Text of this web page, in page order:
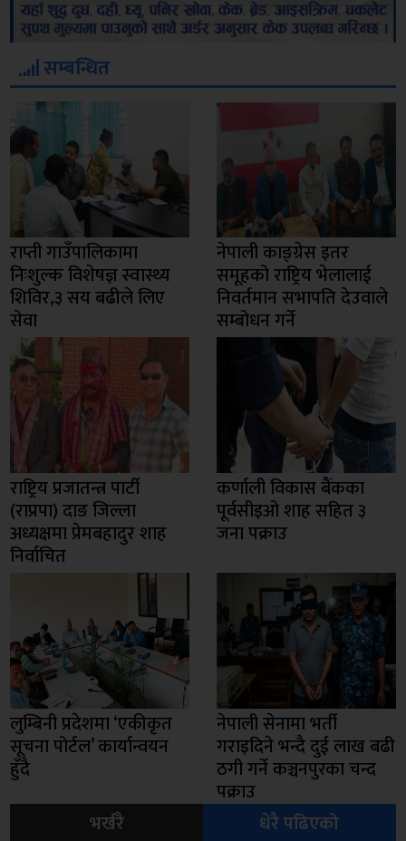
सम्बन्धित
राप्ती गाउँपालिकामा
निःशुल्क विशेषज्ञ स्वास्थ्य
शिविर,३ सय बढीले लिए
सेवा
नेपाली काङ्ग्रेस इतर
समूहको राष्ट्रिय भेलालाई
निवर्तमान सभापति देउवाले
सम्बोधन गर्ने
राष्ट्रिय प्रजातन्त्र पार्टी
(राप्रपा) दाङ जिल्ला
अध्यक्षमा प्रेमबहादुर शाह
निर्वाचित
कर्णाली विकास बैंकका
पूर्वसीइओ शाह सहित ३
जना पक्राउ
लुम्बिनी प्रदेशमा ‘एकीकृत
सूचना पोर्टल’ कार्यान्वयन
हुँदै
नेपाली सेनामा भर्ती
गराइदिने भन्दै दुई लाख बढी
ठगी गर्ने कञ्चनपुरका चन्द
पक्राउ
भर्खरै
धेरै पढिएको